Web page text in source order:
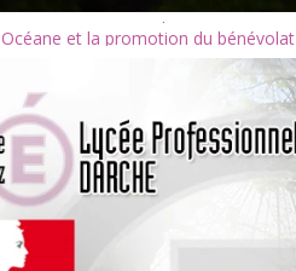
Les ULiS en haut du podium
Océane et la promotion du bénévolat
Bonnes vacances à tous !
Infos rentrée septembre 2026
Soirée d’adieux au Lycée Darche